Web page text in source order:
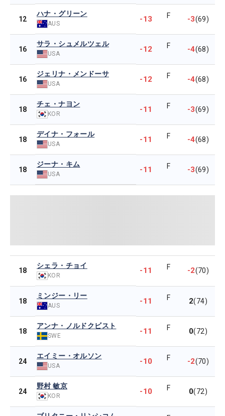
12
ハナ・グリーン
AUS -13 F -3(69)
16
サラ・シュメルツェル
USA -12 F -4(68)
16
ジェリナ・メンドーサ
USA -12 F -4(68)
18
チェ・ナヨン
KOR -11 F -3(69)
18
デイナ・フォール
USA -11 F -4(68)
18
ジーナ・キム
USA -11 F -3(69)
18
シェラ・チョイ
KOR
-11 F -2(70)
18
ミンジー・リー
AUS -11 F 2(74)
18
アンナ・ノルドクビスト
SWE -11 F 0(72)
24
エイミー・オルソン
USA -10 F -2(70)
24
野村 敏京
KOR -10 F 0(72)